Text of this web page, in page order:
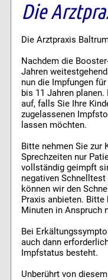
Die
Die Arztpraxis
Nachdem die
Jahren
nun die Impfungen
bis 11 Jahren
auf, falls Sie Ihre
zugelassenen
lassen möchten.
Bitte nehmen Sie zur
Sprechzeiten nur
vollständig geimpft
negativen
können wir den
Praxis anbieten. Bitte
Minuten in Anspruch
Bei
auch dann
Impfstatus besteht.
Unberührt von